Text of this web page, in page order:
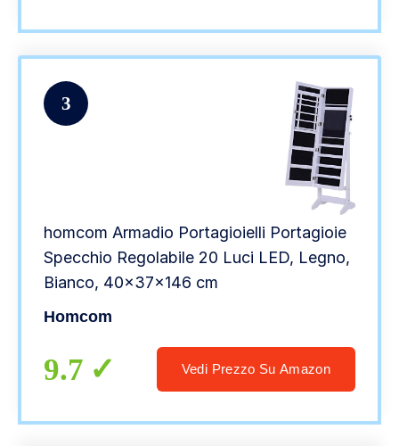
3
homcom Armadio Portagioielli Portagioie
Specchio Regolabile 20 Luci LED, Legno,
Bianco, 40x37x146 cm
Homcom
9.7 Vedi Prezzo Su Amazon